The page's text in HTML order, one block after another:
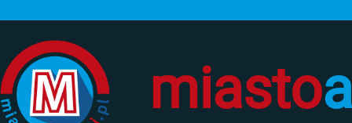
miasto